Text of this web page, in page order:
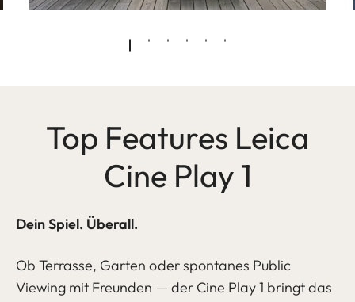
Top Features Leica
Cine Play 1
Dein Spiel. Überall.
Ob Terrasse, Garten oder spontanes Public
Viewing mit Freunden — der Cine Play 1 bringt das